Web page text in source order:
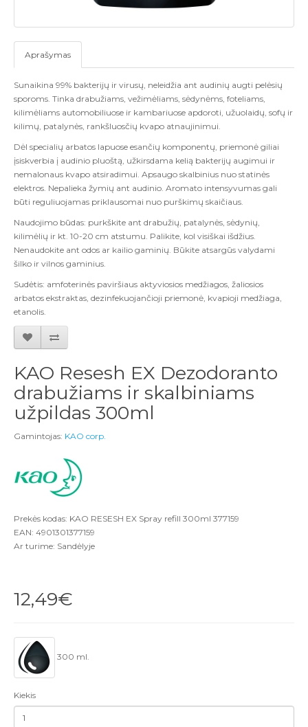
Aprašymas
Sunaikina 99% bakterijų ir virusų, neleidžia ant audinių augti pelėsių
sporoms. Tinka drabužiams, vežimėliams, sėdynėms, foteliams,
kilimėliams automobiliuose ir kambariuose apdoroti, užuolaidų, sofų ir
kilimų, patalynės, rankšluosčių kvapo atnaujinimui.
Dėl specialių arbatos lapuose esančių komponentų, priemonė giliai
įsiskverbia į audinio pluoštą, užkirsdama kelią bakterijų augimui ir
nemalonaus kvapo atsiradimui. Apsaugo skalbinius nuo statinės
elektros. Nepalieka žymių ant audinio. Aromato intensyvumas gali
būti reguliuojamas priklausomai nuo purškimų skaičiaus.
Naudojimo būdas: purkškite ant drabužių, patalynės, sėdynių,
kilimėlių ir kt. 10-20 cm atstumu. Palikite, kol visiškai išdžius.
Nenaudokite ant odos ar kailio gaminių. Būkite atsargūs valydami
šilko ir vilnos gaminius.
Sudėtis: amfoterinės paviršiaus aktyviosios medžiagos, žaliosios
arbatos ekstraktas, dezinfekuojančioji priemonė, kvapioji medžiaga,
etanolis.
KAO Resesh EX Dezodoranto
drabužiams ir skalbiniams
užpildas 300ml
Gamintojas: KAO corp.
Prekės kodas: KAO RESESH EX Spray refill 300ml 377159
EAN: 4901301377159
Ar turime: Sandėlyje
12,49€
300 ml.
Kiekis